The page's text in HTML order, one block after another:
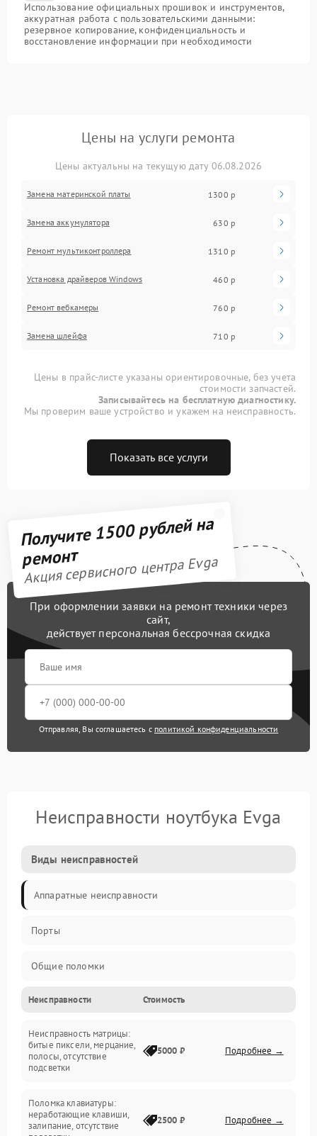
Использование официальных прошивок и инструментов,
аккуратная работа с пользовательскими данными:
резервное копирование, конфиденциальность и
восстановление информации при необходимости
Цены на услуги ремонта
Цены актуальны на текущую дату 06.08.2026
Замена материнской платы 1300 р
Замена аккумулятора 630 р
Ремонт мультиконтроллера 1310 р
Установка драйверов Windows 460 р
Ремонт вебкамеры 760 р
Замена шлейфа 710 р
Цены в прайс-листе указаны ориентировочные, без учета
стоимости запчастей.
Записывайтесь на бесплатную диагностику.
Мы проверим ваше устройство и укажем на неисправность.
Показать все услуги
Получите 1500 рублей на
ремонт
Акция сервисного центра Evga
При оформлении заявки на ремонт техники через
сайт,
действует персональная бессрочная скидка
Отправляя, Вы соглашаетесь с политикой конфиденциальности
Неисправности ноутбука Evga
Виды неисправностей
Аппаратные неисправности
Порты
Общие поломки
Устройства
Программные ошибки
Электрические и системные сбои
Интерфейсные проблемы
Неисправности Стоимость
Неисправность матрицы:
битые пиксели, мерцание,
полосы, отсутствие
подсветки
5000 ₽ Подробнее →
Поломка клавиатуры:
неработающие клавиши,
залипание, отсутствие
2500 ₽ Подробнее →